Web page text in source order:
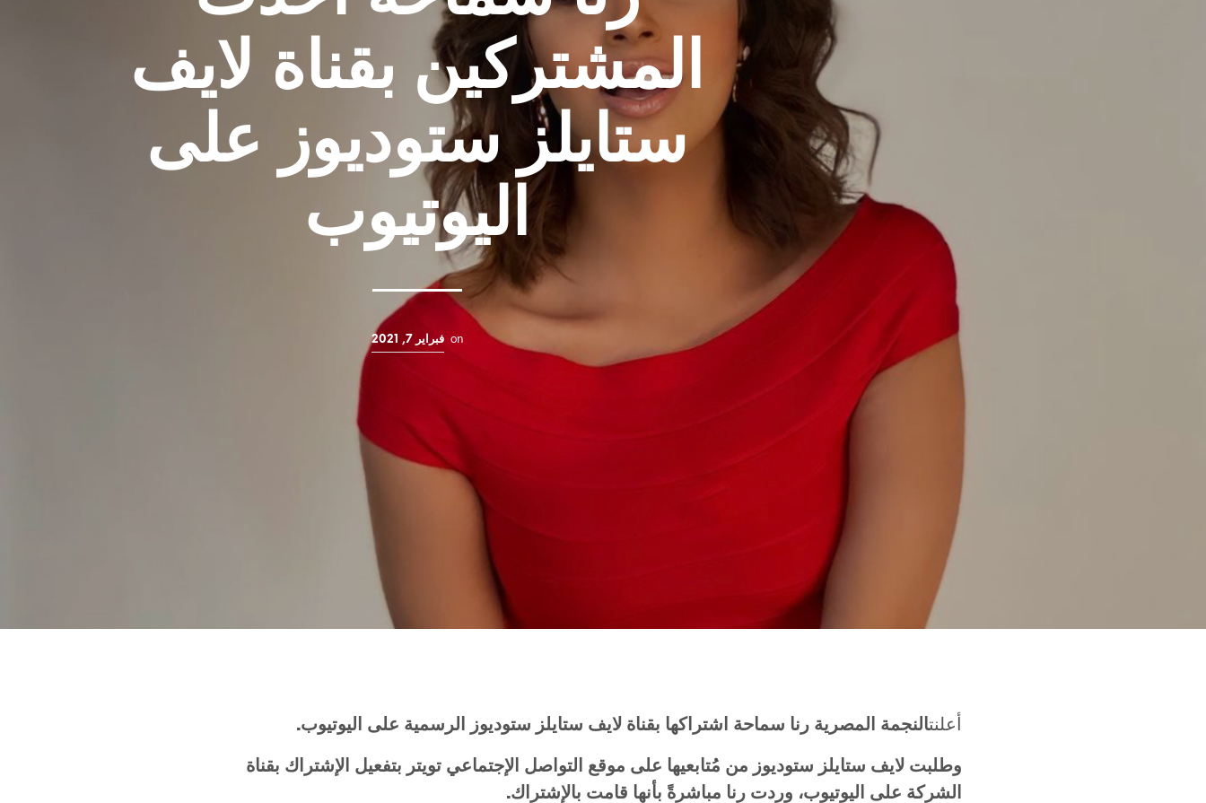
المشتركين بقناة لايف
ستايلز ستوديوز على
اليوتيوب
on فبراير 7, 2021
أعلنتالنجمة المصرية رنا سماحة اشتراكها بقناة لايف ستايلز ستوديوز الرسمية على اليوتيوب.
وطلبت لايف ستايلز ستوديوز من مُتابعيها على موقع التواصل الإجتماعي تويتر بتفعيل الإشتراك بقناة
الشركة على اليوتيوب، وردت رنا مباشرةً بأنها قامت بالإشتراك.